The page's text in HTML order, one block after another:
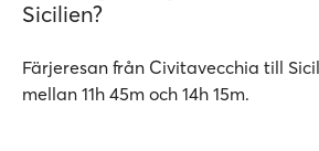
Sicilien?
Färjeresan från Civitavecchia till
mellan 11h 45m och 14h 15m.